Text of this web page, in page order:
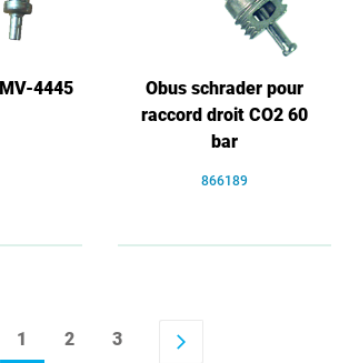
4445
Obus schrader pour
raccord droit CO2 60
bar
866189
1 2 3 arrow_forward_ios